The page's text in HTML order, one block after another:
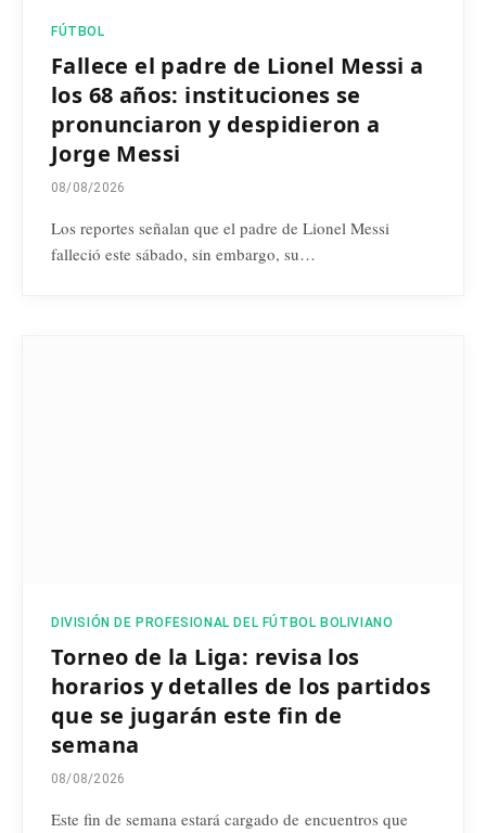
FÚTBOL
Fallece el padre de Lionel Messi a
los 68 años: instituciones se
pronunciaron y despidieron a
Jorge Messi
08/08/2026
Los reportes señalan que el padre de Lionel Messi
falleció este sábado, sin embargo, su…
DIVISIÓN DE PROFESIONAL DEL FÚTBOL BOLIVIANO
Torneo de la Liga: revisa los
horarios y detalles de los partidos
que se jugarán este fin de
semana
08/08/2026
Este fin de semana estará cargado de encuentros que